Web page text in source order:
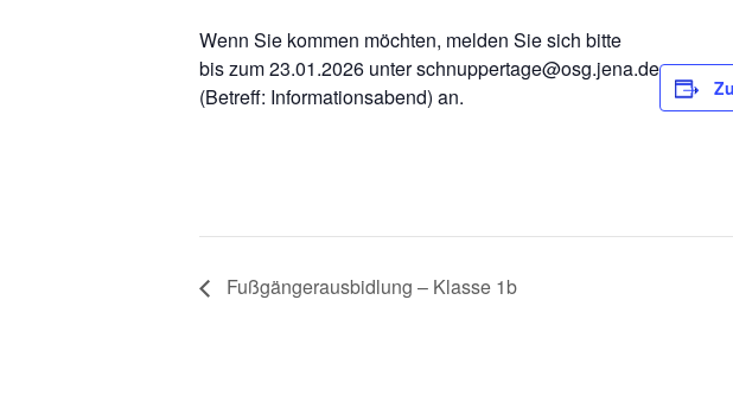
Wenn Sie kommen möchten, melden Sie sich bitte
bis zum 23.01.2026 unter schnuppertage@osg.jena.de
(Betreff: Informationsabend) an.
Fußgängerausbidlung – Klasse 1b